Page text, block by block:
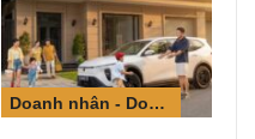
Doanh nhân - Doanh nghiệp